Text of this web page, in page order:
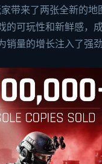
带来了两张全新的地
的可玩性和新鲜感，
销量的增长注入了强劲